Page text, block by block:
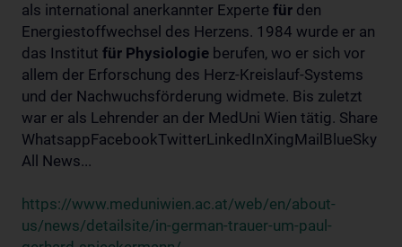
als international anerkannter Experte für den
Energiestoffwechsel des Herzens. 1984 wurde er an
das Institut für Physiologie berufen, wo er sich vor
allem der Erforschung des Herz-Kreislauf-Systems
und der Nachwuchsförderung widmete. Bis zuletzt
war er als Lehrender an der MedUni Wien tätig. Share
WhatsappFacebookTwitterLinkedInXingMailBlueSky
All News...
https://www.meduniwien.ac.at/web/en/about-
us/news/detailsite/in-german-trauer-um-paul-